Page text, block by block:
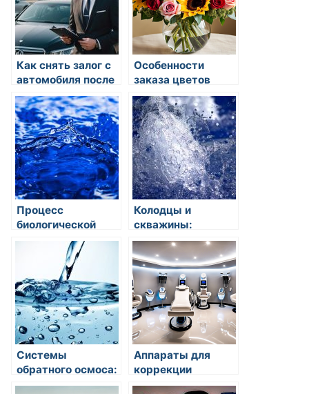
Как снять залог с
автомобиля после
погашения
кредита: сроки,
ГИБДД
Особенности
заказа цветов
онлайн
Процесс
биологической
очистки воды:
принципы и
применение
Колодцы и
скважины:
источники воды
для бытовых и
промышленных
нужд
Системы
обратного осмоса:
преимущества и
Аппараты для
коррекции
фигуры. Что